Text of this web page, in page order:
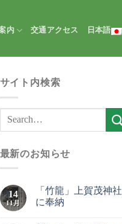
内 交通アクセス 日本語
サイト内検索
最新のお知らせ
14
11月
「竹龍」上賀茂神社
に奉納